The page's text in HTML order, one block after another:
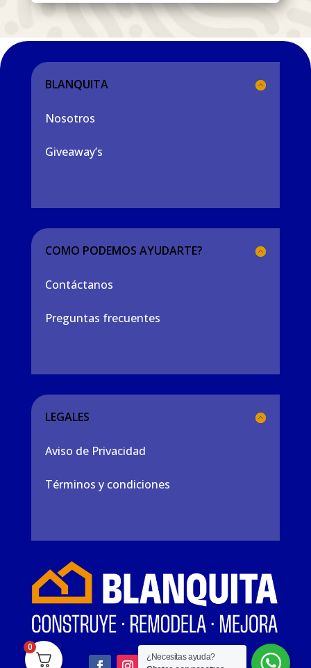
BLANQUITA
Nosotros
Giveaway’s
COMO PODEMOS AYUDARTE?
Contáctanos
Preguntas frecuentes
LEGALES
Aviso de Privacidad
Términos y condiciones
¿Necesitas ayuda?
0